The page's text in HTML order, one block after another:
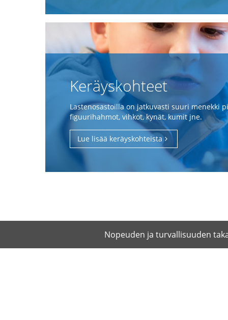
Keräyskohteet
Lastenosastoilla on jatkuvasti suuri menekki
figuurihahmot, vihkot, kynät, kumit jne.
Lue lisää keräyskohteista
Nopeuden ja turvallisuuden